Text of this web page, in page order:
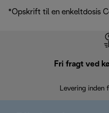
*Opskrift til en enkeltdosis
Fri fragt ved
Levering inden